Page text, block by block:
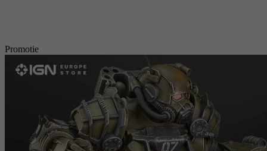
Promotie